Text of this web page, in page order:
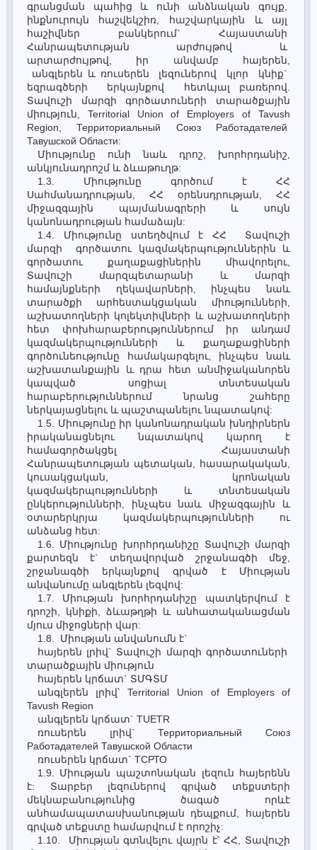
գրանցման պահից և ունի անձնական գույք,
ինքնուրույն հաշվեկշիռ, հաշվարկային և այլ
հաշիվներ բանկերում` Հայաստանի
Հանրապետության արժույթով և
արտարժույթով, իր անվամբ հայերեն,
անգլերեն և ռուսերեն լեզուներով կլոր կնիք`
եզրագծերի երկայնքով հետևյալ բառերով.
Տավուշի մարզի գործատուների տարածքային
միություն, Territorial Union of Employers of Tavush
Region, Территориальный Союз Работадателей
Тавушской Области:
Միությունը ունի նաև դրոշ, խորհրդանիշ,
անկյունադրոշմ և ձևաթուղթ:
1.3. Միությունը գործում է ՀՀ
Սահմանադրության, ՀՀ օրենսդրության, ՀՀ
միջազգային պայմանագրերի և սույն
կանոնադրության համաձայն:
1.4. Միությունը ստեղծվում է ՀՀ Տավուշի
մարզի գործատու կազմակերպություններին և
գործատու ‎քաղաքացիներին միավորելու,
Տավուշի մարզպետարանի և մարզի
համայնքների ղեկավարների, ինչպես նաև
տարածքի արհեստակցական միությունների,
աշխատողների կոլեկտիվների և աշխատողների
հետ փոխհարաբերություններում իր անդամ
կազմակերպությունների և քաղաքացիների
գործունեությունը համակարգելու, ինչպես նաև
աշխատանքային և դրա հետ անմիջականորեն
կապված սոցիալ տնտեսական
հարաբերություններում նրանց շահերը
ներկայացնելու և պաշտպանելու նպատակով:
1.5. Միությունը իր կանոնադրական խնդիրներն
իրականացնելու նպատակով կարող է
համագործակցել Հայաստանի
Հանրապետության պետական, հասարակական,
կուսակցական, կրոնական
կազմակերպությունների և տնտեսական
ընկերությունների, ինչպես նաև միջազգային և
օտարերկրյա կազմակերպությունների ու
անձանց հետ:
1.6. Միությունը խորհրդանիշը Տավուշի մարզի
քարտեզն է` տեղավորված շրջանագծի մեջ,
շրջանագծի երկայնքով գրված է Միության
անվանումը անգլերեն լեզվով:
1.7. Միության խորհրդանիշը պատկերվում է
դրոշի, կնիքի, ձևաթղթի և անհատականացման
մյուս միջոցների վար:
1.8. Միության անվանումն է`
հայերեն լրիվ` Տավուշի մարզի գործատուների
տարածքային միություն
հայերեն կրճատ` ՏՄԳՏՄ
անգլերեն լրիվ՝ Territorial Union of Employers of
Tavush Region
անգլերեն կրճատ` TUETR
ռուսերեն լրիվ` Территориальный Союз
Работадателей Тавушской Области
ռուսերեն կրճատ` ТСРТО
1.9. Միության պաշտոնական լեզուն հայերենն
է: Տարբեր լեզուներով գրված տեքստերի
մեկնաբանությունից ծագած որևէ
անհամապատասխանության դեպքում, հայերեն
գրված տեքստը համարվում է որոշիչ:
1.10. Միության գտնվելու վայրն է՝ ՀՀ, Տավուշի